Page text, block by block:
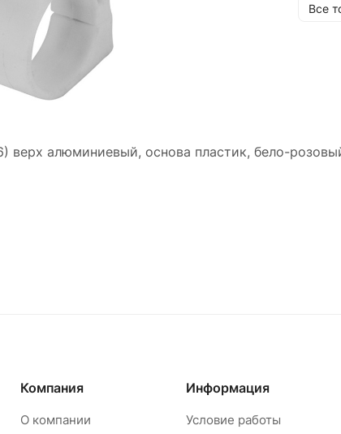
Все
верх алюминиевый, основа пластик, бело-
Компания
О компании
Информация
Условие работы